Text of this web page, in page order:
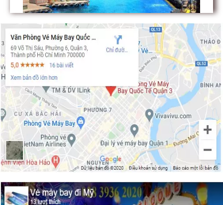
Các điểm du lịch tại Los Angeles
Thưởng ngoạn “Thành phố Thiên Thần”
– Los Angeles